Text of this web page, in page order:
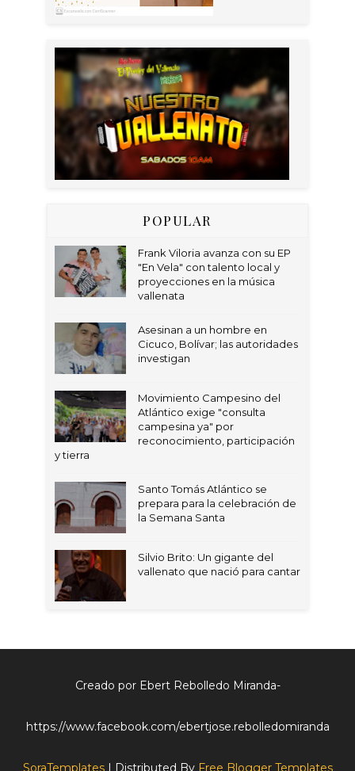
POPULAR
Frank Viloria avanza con su EP
"En Vela" con talento local y
proyecciones en la música
vallenata
Asesinan a un hombre en
Cicuco, Bolívar; las autoridades
investigan
Movimiento Campesino del
Atlántico exige "consulta
campesina ya" por
reconocimiento, participación
y tierra
Santo Tomás Atlántico se
prepara para la celebración de
la Semana Santa
Silvio Brito: Un gigante del
vallenato que nació para cantar
Creado por Ebert Rebolledo Miranda-
https://www.facebook.com/ebertjose.rebolledomiranda
SoraTemplates| Distributed By Free Blogger Templates